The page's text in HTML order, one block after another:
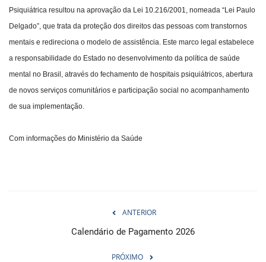
Psiquiátrica resultou na aprovação da Lei 10.216/2001, nomeada “Lei Paulo
Delgado”, que trata da proteção dos direitos das pessoas com transtornos
mentais e redireciona o modelo de assistência. Este marco legal estabelece
a responsabilidade do Estado no desenvolvimento da política de saúde
mental no Brasil, através do fechamento de hospitais psiquiátricos, abertura
de novos serviços comunitários e participação social no acompanhamento
de sua implementação.
Com informações do Ministério da Saúde
ANTERIOR
Calendário de Pagamento 2026
PRÓXIMO